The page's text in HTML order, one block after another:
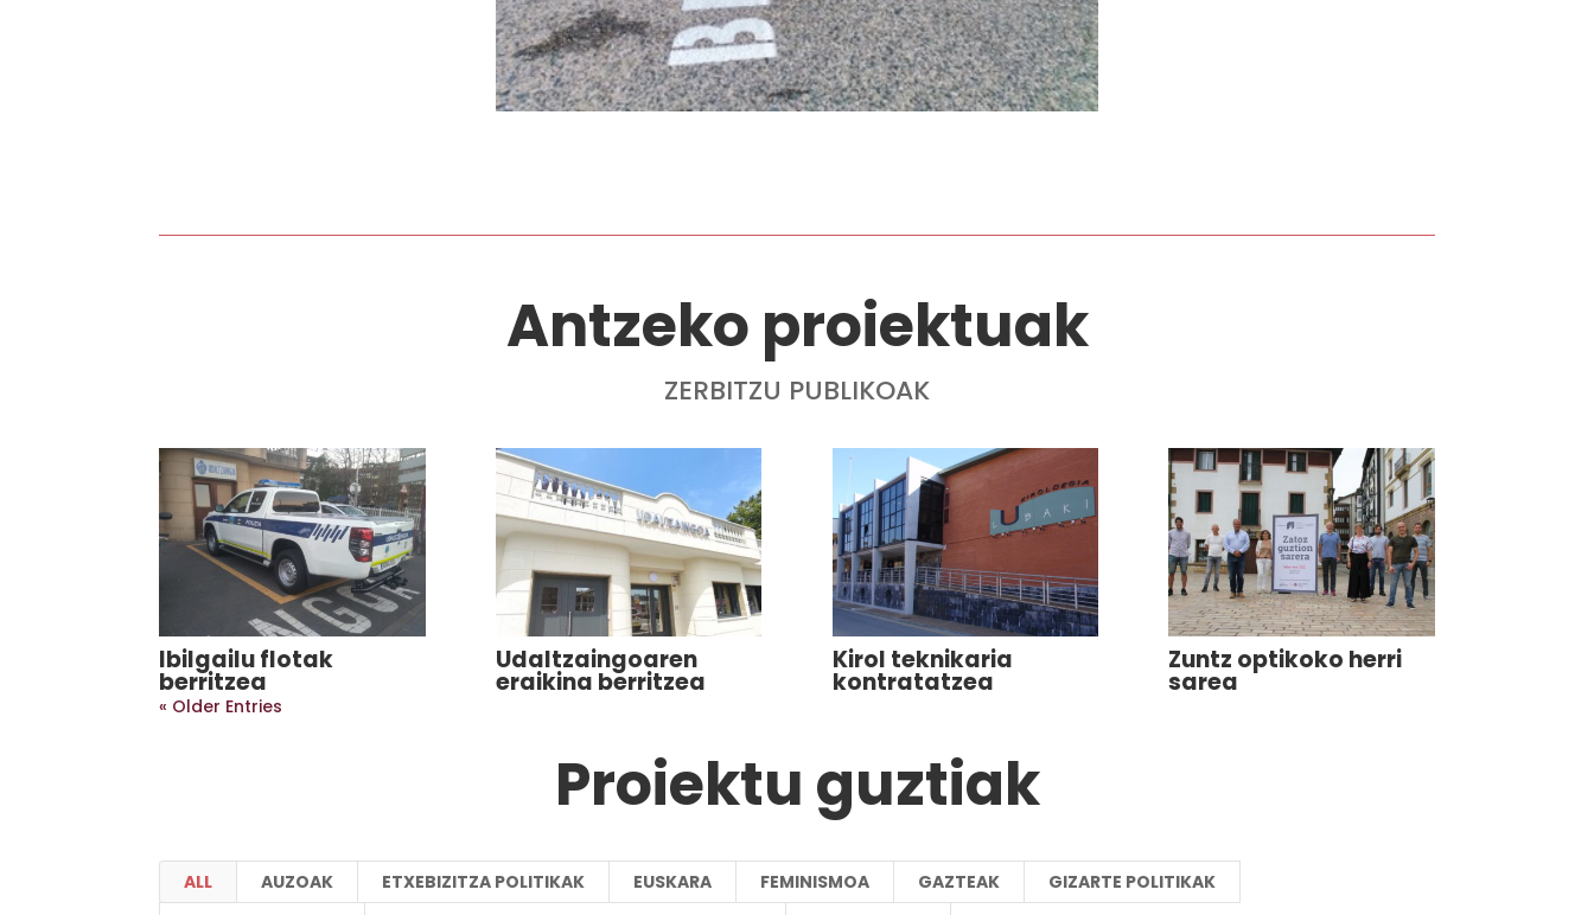
Antzeko proiektuak
ZERBITZU PUBLIKOAK
Ibilgailu flotak
berritzea
Udaltzaingoaren
eraikina berritzea
Kirol teknikaria
kontratatzea
Zuntz optikoko herri
sarea
« Older Entries
Proiektu guztiak
ALL AUZOAK ETXEBIZITZA POLITIKAK EUSKARA FEMINISMOA GAZTEAK
GIZARTE POLITIKAK